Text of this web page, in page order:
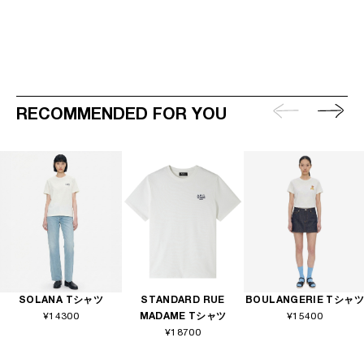
RECOMMENDED FOR YOU
SOLANA Tシャツ
¥14300
STANDARD RUE
MADAME Tシャツ
¥18700
BOULANGERIE Tシャツ
¥15400